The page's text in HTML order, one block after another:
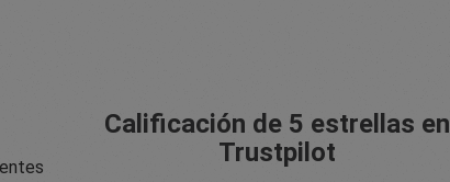
Calificación de 5 estrellas en
Trustpilot